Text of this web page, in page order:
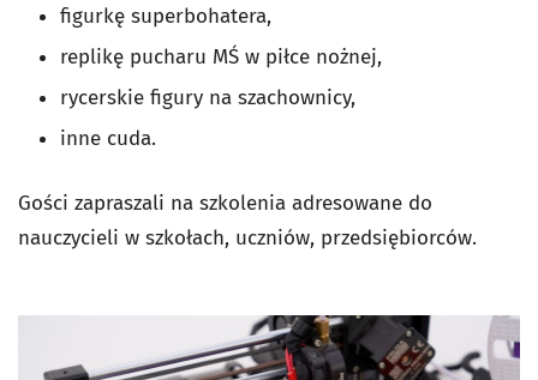
figurkę superbohatera,
replikę pucharu MŚ w piłce nożnej,
rycerskie figury na szachownicy,
inne cuda.
Gości zapraszali na szkolenia adresowane do
nauczycieli w szkołach, uczniów, przedsiębiorców.